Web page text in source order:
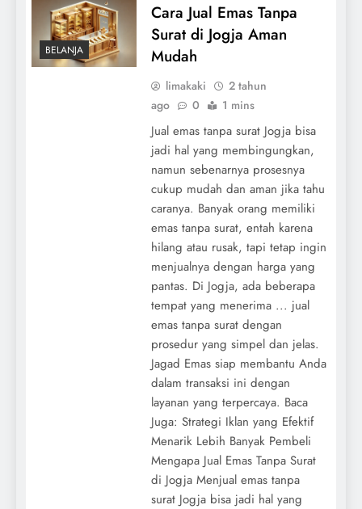
BELANJA
Cara Jual Emas Tanpa
Surat di Jogja Aman
Mudah
limakaki
2 tahun
ago
0 1 mins
Jual emas tanpa surat Jogja bisa
jadi hal yang membingungkan,
namun sebenarnya prosesnya
cukup mudah dan aman jika tahu
caranya. Banyak orang memiliki
emas tanpa surat, entah karena
hilang atau rusak, tapi tetap ingin
menjualnya dengan harga yang
pantas. Di Jogja, ada beberapa
tempat yang menerima ... jual
emas tanpa surat dengan
prosedur yang simpel dan jelas.
Jagad Emas siap membantu Anda
dalam transaksi ini dengan
layanan yang terpercaya. Baca
Juga: Strategi Iklan yang Efektif
Menarik Lebih Banyak Pembeli
Mengapa Jual Emas Tanpa Surat
di Jogja Menjual emas tanpa
surat Jogja bisa jadi hal yang